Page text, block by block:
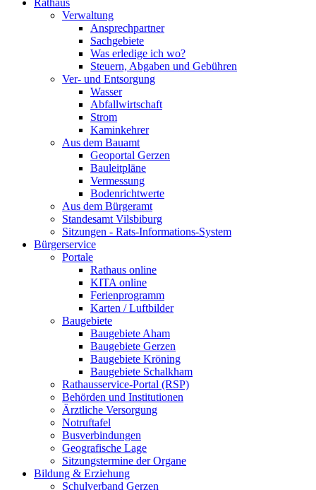
Rathaus
Verwaltung
Ansprechpartner
Sachgebiete
Was erledige ich wo?
Steuern, Abgaben und Gebühren
Ver- und Entsorgung
Wasser
Abfallwirtschaft
Strom
Kaminkehrer
Aus dem Bauamt
Geoportal Gerzen
Bauleitpläne
Vermessung
Bodenrichtwerte
Aus dem Bürgeramt
Standesamt Vilsbiburg
Sitzungen - Rats-Informations-System
Bürgerservice
Portale
Rathaus online
KITA online
Ferienprogramm
Karten / Luftbilder
Baugebiete
Baugebiete Aham
Baugebiete Gerzen
Baugebiete Kröning
Baugebiete Schalkham
Rathausservice-Portal (RSP)
Behörden und Institutionen
Ärztliche Versorgung
Notruftafel
Busverbindungen
Geografische Lage
Sitzungstermine der Organe
Bildung & Erziehung
Schulverband Gerzen